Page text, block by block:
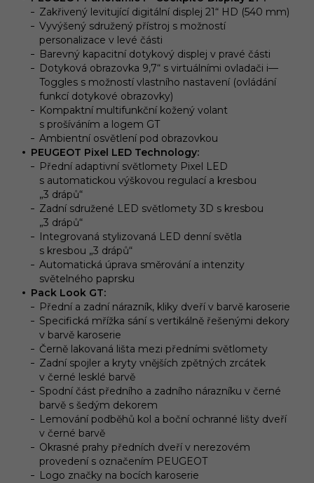
Zakřivený levitující digitální displej 21“ HD (540 mm)
Vyvýšený sdružený přístroj s možností
personalizace v levé části
Barevný kapacitní dotykový displej v pravé části
Dotyková obrazovka 9,7“ s virtuálními ovladači i—
Toggles s možností vlastního nastavení (ovládání
funkcí dotykové obrazovky)
Kompaktní multifunkční kožený volant
s prošíváním a logem GT
Ambientní osvětlení pod obrazovkou
PEUGEOT Pixel LED Technology:
Přední adaptivní světlomety Pixel LED
s automatickou výškovou regulací a kresbou
„3 drápů“
Zadní sdružené LED světlomety 3D s kresbou
„3 drápů“
Integrovaná stylizovaná LED denní světla
s kresbou „3 drápů“
Automatická úprava směrování a intenzity
světelného paprsku
Pack Look GT:
Přední a zadní nárazník, kliky dveří v barvě karoserie
Specifická mřížka sání s vertikálně řešenými dekory
v barvě karoserie
Černě lakovaná lišta mezi předními světlomety
Zadní spojler a kryty vnějších zpětných zrcátek
v černé lesklé barvě
Spodní část předního a zadního nárazníku v černé
barvě s šedým dekorem
Lemování podběhů kol a boční ochranné lišty dveří
v černé barvě
Okrasné prahy předních dveří v nerezovém
provedení s označením PEUGEOT
Logo značky na bocích karoserie